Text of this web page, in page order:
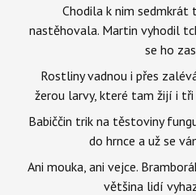
Chodila k nim sedmkrát
nastěhovala. Martin vyhodil
se ho
Rostliny vadnou i přes
žerou larvy, které tam žijí i tři
Babiččin trik na těstoviny
do hrnce a už se
Ani mouka, ani vejce.
většina lidí